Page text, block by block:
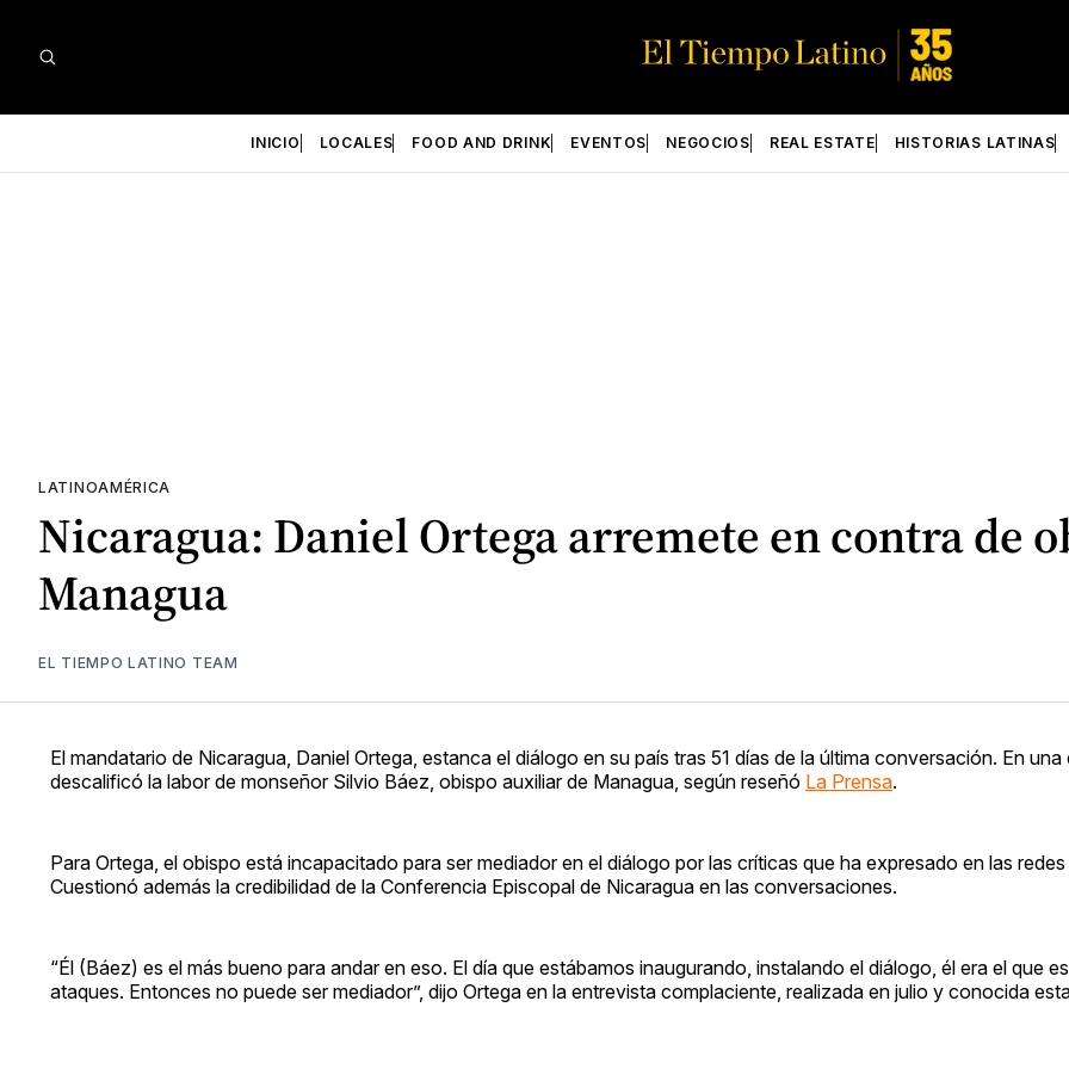
INICIO LOCALES FOOD AND DRINK EVENTOS NEGOCIOS REAL ESTATE HISTORIAS LATINAS
LATINOAMÉRICA
Nicaragua: Daniel Ortega arremete en contra de
Managua
EL TIEMPO LATINO TEAM
El mandatario de Nicaragua, Daniel Ortega, estanca el diálogo en su país tras 51 días de la última conversación. En una
descalificó la labor de monseñor Silvio Báez, obispo auxiliar de Managua, según reseñó La Prensa.
Para Ortega, el obispo está incapacitado para ser mediador en el diálogo por las críticas que ha expresado en las
Cuestionó además la credibilidad de la Conferencia Episcopal de Nicaragua en las conversaciones.
“Él (Báez) es el más bueno para andar en eso. El día que estábamos inaugurando, instalando el diálogo, él era el que
ataques. Entonces no puede ser mediador”, dijo Ortega en la entrevista complaciente, realizada en julio y conocida